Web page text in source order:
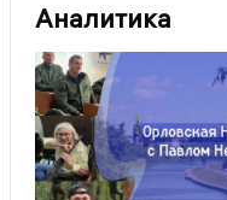
Аналитика